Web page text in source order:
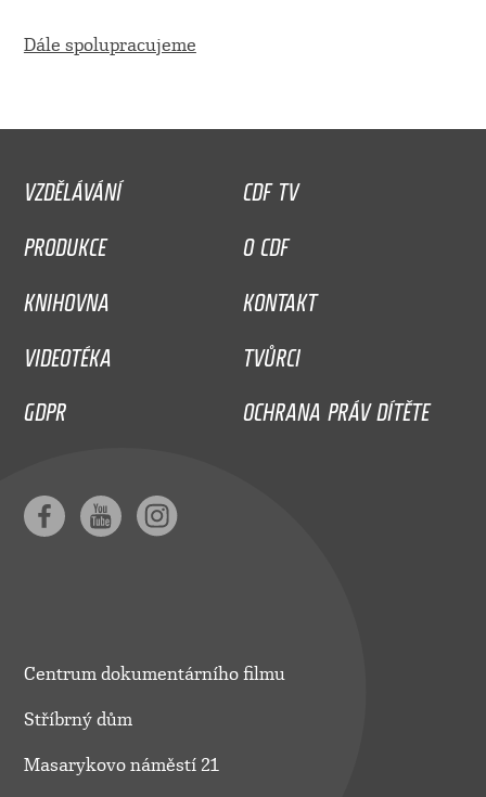
Dále spolupracujeme
VZDĚLÁVÁNÍ
CDF TV
PRODUKCE
O CDF
KNIHOVNA
KONTAKT
VIDEOTÉKA
TVŮRCI
GDPR
OCHRANA PRÁV DÍTĚTE
Centrum dokumentárního filmu
Stříbrný dům
Masarykovo náměstí 21